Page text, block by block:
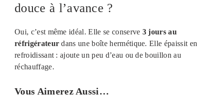
douce à l’avance ?
Oui, c’est même idéal. Elle se conserve 3 jours au
réfrigérateur dans une boîte hermétique. Elle épaissit en
refroidissant : ajoute un peu d’eau ou de bouillon au
réchauffage.
Vous Aimerez Aussi…